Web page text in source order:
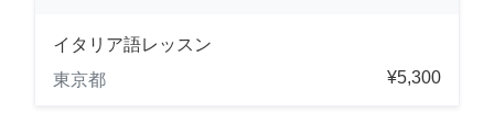
イタリア語レッスン
東京都
¥5,300